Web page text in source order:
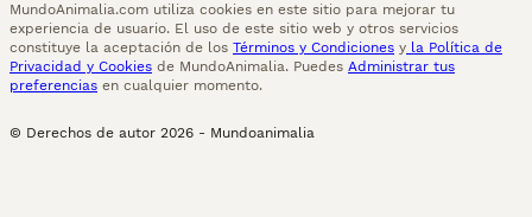
MundoAnimalia.com utiliza cookies en este sitio para mejorar tu
experiencia de usuario. El uso de este sitio web y otros servicios
constituye la aceptación de los Términos y Condiciones y la Política de
Privacidad y Cookies de MundoAnimalia. Puedes Administrar tus
preferencias en cualquier momento.
© Derechos de autor 2026 - Mundoanimalia